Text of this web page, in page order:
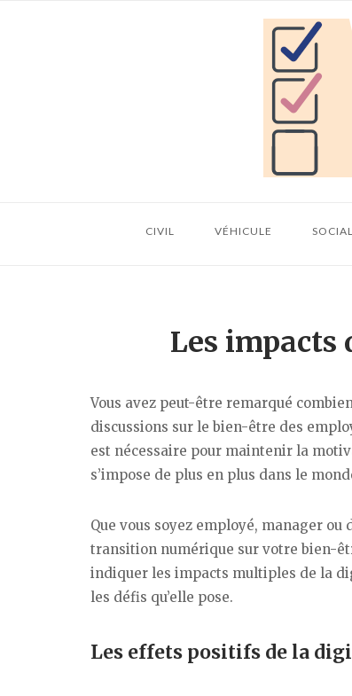
Home
CIVIL VÉHICULE SOCIAL
Les impacts
Vous avez peut-être remarqué
discussions sur le bien-être des
est nécessaire pour maintenir la
s’impose de plus en plus dans le
Que vous soyez employé, manager
transition numérique sur votre bien-
indiquer les impacts multiples de la
les défis qu’elle pose.
Les effets positifs de la